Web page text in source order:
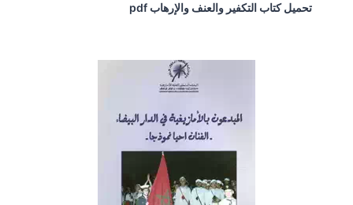
تحميل كتاب التكفير والعنف والإرهاب pdf